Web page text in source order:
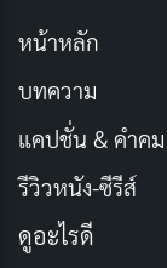
หนุ่มผู้ติดอยู่กับชี
สุริยจักร) หนุ่มลูก
ทางไปบ้านเกิดข
ทางด้วยกัน และ
ครั้งนี้
หน้าหลัก
บทความ
แคปชั่น & คำคม
รีวิวหนัง-ซีรีส์
ดูอะไรดี